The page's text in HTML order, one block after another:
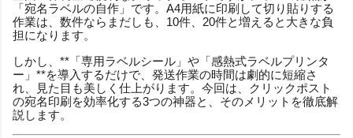
「宛名ラベルの自作」です。A4用紙に印刷して切り貼りする
作業は、数件ならまだしも、10件、20件と増えると大きな負
担になります。
しかし、**「専用ラベルシール」や「感熱式ラベルプリンタ
ー」**を導入するだけで、発送作業の時間は劇的に短縮さ
れ、見た目も美しく仕上がります。今回は、クリックポスト
の宛名印刷を効率化する3つの神器と、そのメリットを徹底解
説します。